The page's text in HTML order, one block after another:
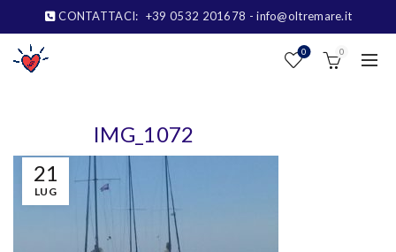
CONTATTACI: +39 0532 201678 - info@oltremare.it
0 0
21
LUG
IMG_1072